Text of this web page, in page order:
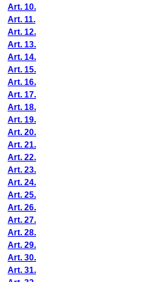
Art. 10.
Art. 11.
Art. 12.
Art. 13.
Art. 14.
Art. 15.
Art. 16.
Art. 17.
Art. 18.
Art. 19.
Art. 20.
Art. 21.
Art. 22.
Art. 23.
Art. 24.
Art. 25.
Art. 26.
Art. 27.
Art. 28.
Art. 29.
Art. 30.
Art. 31.